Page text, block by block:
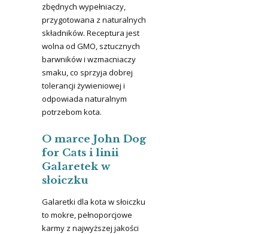
zbędnych wypełniaczy,
przygotowana z naturalnych
składników. Receptura jest
wolna od GMO, sztucznych
barwników i wzmacniaczy
smaku, co sprzyja dobrej
tolerancji żywieniowej i
odpowiada naturalnym
potrzebom kota.
O marce John Dog
for Cats i linii
Galaretek w
słoiczku
Galaretki dla kota w słoiczku
to mokre, pełnoporcjowe
karmy z najwyższej jakości